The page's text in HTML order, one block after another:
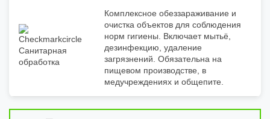
Санитарная
обработка
Комплексное обеззараживание и
очистка объектов для соблюдения
норм гигиены. Включает мытьё,
дезинфекцию, удаление
загрязнений. Обязательна на
пищевом производстве, в
медучреждениях и общепите.